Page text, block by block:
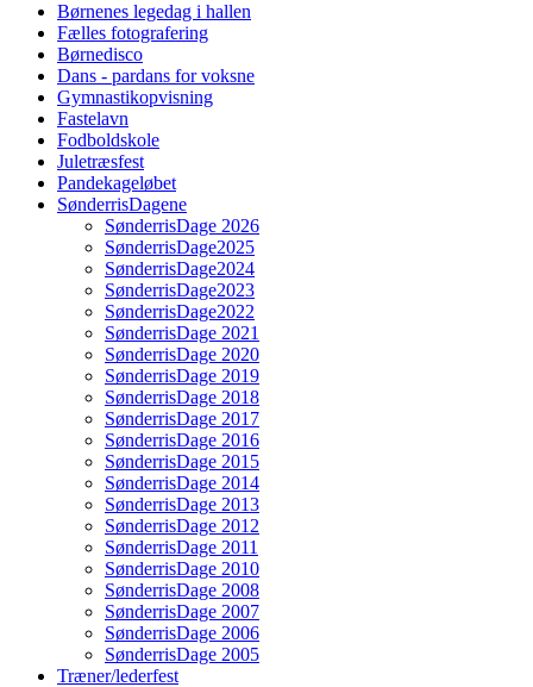
Børnenes legedag i hallen
Fælles fotografering
Børnedisco
Dans - pardans for voksne
Gymnastikopvisning
Fastelavn
Fodboldskole
Juletræsfest
Pandekageløbet
SønderrisDagene
SønderrisDage 2026
SønderrisDage2025
SønderrisDage2024
SønderrisDage2023
SønderrisDage2022
SønderrisDage 2021
SønderrisDage 2020
SønderrisDage 2019
SønderrisDage 2018
SønderrisDage 2017
SønderrisDage 2016
SønderrisDage 2015
SønderrisDage 2014
SønderrisDage 2013
SønderrisDage 2012
SønderrisDage 2011
SønderrisDage 2010
SønderrisDage 2008
SønderrisDage 2007
SønderrisDage 2006
SønderrisDage 2005
Træner/lederfest